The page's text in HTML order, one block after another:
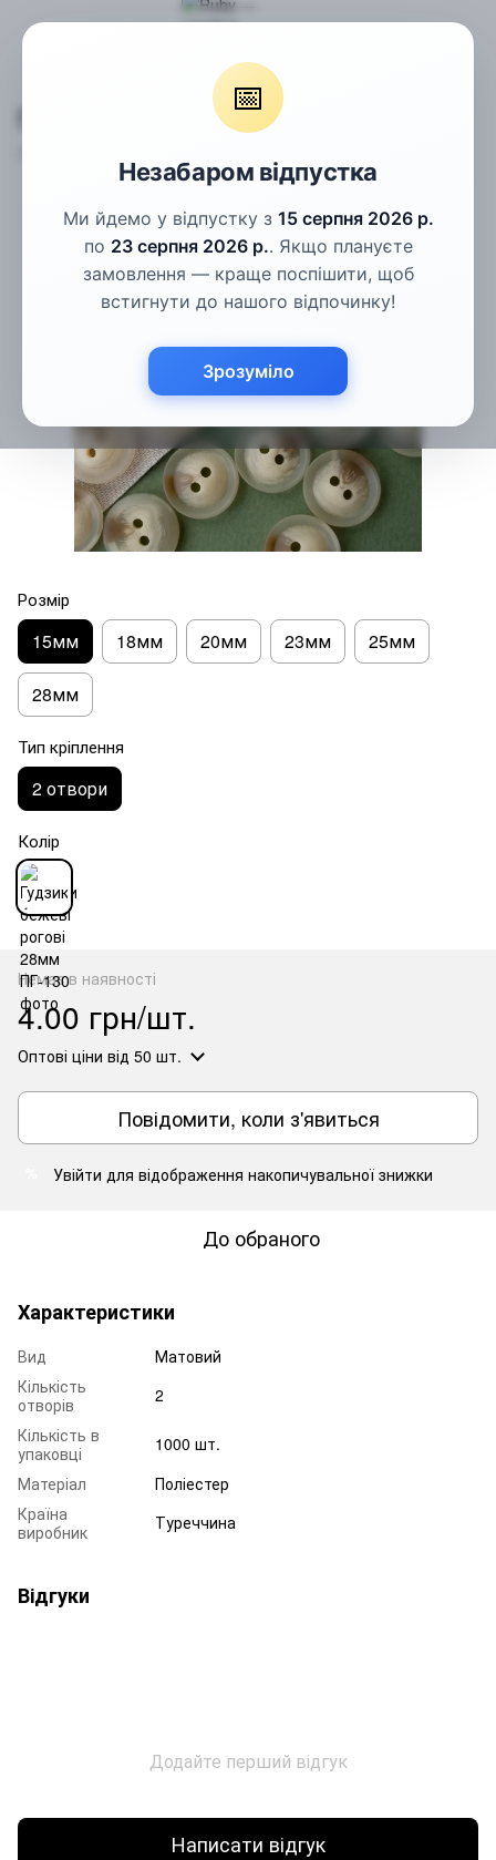
📅
Незабаром відпустка
Ми йдемо у відпустку з 15 серпня 2026 р.
по 23 серпня 2026 р.. Якщо плануєте
замовлення — краще поспішити, щоб
встигнути до нашого відпочинку!
Зрозуміло
Пальтові гудзики Гудзики бежеві рогові 15мм
Гудзики бежеві рогові 15мм
Розмір
15мм 18мм 20мм 23мм 25мм
28мм
Тип кріплення
2 отвори
Колір
Немає в наявності
4.00 грн/шт.
Оптові ціни від 50 шт.
Повідомити, коли з'явиться
Увійти для відображення накопичувальної знижки
До обраного
Характеристики
Вид
Матовий
Кількість
отворів
2
Кількість в
упаковці
1000 шт.
Матеріал
Поліестер
Країна
виробник
Туреччина
Відгуки
Додайте перший відгук
Написати відгук